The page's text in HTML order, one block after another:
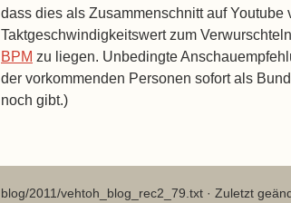
dass dies als Zusammenschnitt auf
Taktgeschwindigkeitswert zum
BPM zu liegen. Unbedingte
der vorkommenden Personen sofort als
noch gibt.)
blog/2011/vehtoh_blog_rec2_79.txt · Zuletzt